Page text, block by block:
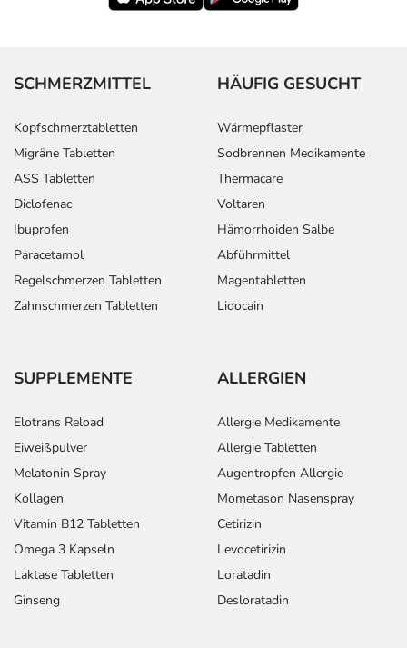
SCHMERZMITTEL
Kopfschmerztabletten
Migräne Tabletten
ASS Tabletten
Diclofenac
Ibuprofen
Paracetamol
Regelschmerzen Tabletten
Zahnschmerzen Tabletten
HÄUFIG GESUCHT
Wärmepflaster
Sodbrennen Medikamente
Thermacare
Voltaren
Hämorrhoiden Salbe
Abführmittel
Magentabletten
Lidocain
SUPPLEMENTE
Elotrans Reload
Eiweißpulver
Melatonin Spray
Kollagen
Vitamin B12 Tabletten
Omega 3 Kapseln
Laktase Tabletten
Ginseng
ALLERGIEN
Allergie Medikamente
Allergie Tabletten
Augentropfen Allergie
Mometason Nasenspray
Cetirizin
Levocetirizin
Loratadin
Desloratadin